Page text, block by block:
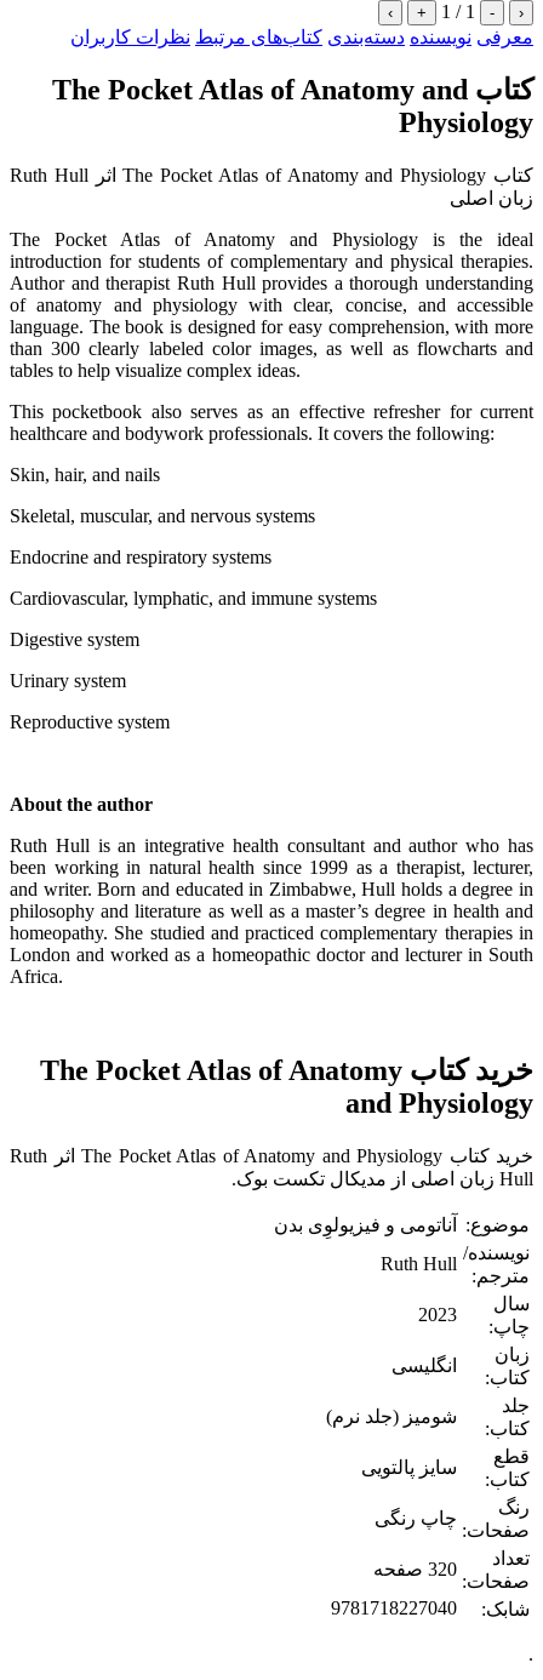
‹
-
1 / 1
+
›
معرفی نویسنده دسته‌بندی کتاب‌های مرتبط نظرات کاربران
کتاب The Pocket Atlas of Anatomy and
Physiology
کتاب The Pocket Atlas of Anatomy and Physiology اثر Ruth Hull
زبان اصلی
The Pocket Atlas of Anatomy and Physiology is the ideal
introduction for students of complementary and physical therapies.
Author and therapist Ruth Hull provides a thorough understanding
of anatomy and physiology with clear, concise, and accessible
language. The book is designed for easy comprehension, with more
than 300 clearly labeled color images, as well as flowcharts and
tables to help visualize complex ideas.
This pocketbook also serves as an effective refresher for current
healthcare and bodywork professionals. It covers the following:
Skin, hair, and nails
Skeletal, muscular, and nervous systems
Endocrine and respiratory systems
Cardiovascular, lymphatic, and immune systems
Digestive system
Urinary system
Reproductive system
About the author
Ruth Hull is an integrative health consultant and author who has
been working in natural health since 1999 as a therapist, lecturer,
and writer. Born and educated in Zimbabwe, Hull holds a degree in
philosophy and literature as well as a master’s degree in health and
homeopathy. She studied and practiced complementary therapies in
London and worked as a homeopathic doctor and lecturer in South
Africa.
خرید کتاب The Pocket Atlas of Anatomy
and Physiology
خرید کتاب The Pocket Atlas of Anatomy and Physiology اثر Ruth
Hull زبان اصلی از مدیکال تکست بوک.
موضوع:
آناتومی و فیزیولوِی بدن
نویسنده/
مترجم:
Ruth Hull
سال
چاپ:
2023
زبان
کتاب:
انگلیسی
جلد
کتاب:
شومیز (جلد نرم)
قطع
کتاب:
سایز پالتویی
رنگ
صفحات:
چاپ رنگی
تعداد
صفحات:
320 صفحه
شابک:
9781718227040
.